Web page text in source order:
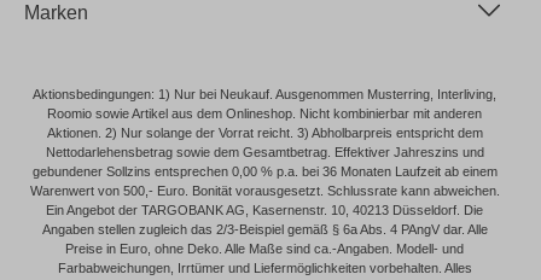
Marken
Aktionsbedingungen: 1) Nur bei Neukauf. Ausgenommen Musterring, Interliving,
Roomio sowie Artikel aus dem Onlineshop. Nicht kombinierbar mit anderen
Aktionen. 2) Nur solange der Vorrat reicht. 3) Abholbarpreis entspricht dem
Nettodarlehensbetrag sowie dem Gesamtbetrag. Effektiver Jahreszins und
gebundener Sollzins entsprechen 0,00 % p.a. bei 36 Monaten Laufzeit ab einem
Warenwert von 500,- Euro. Bonität vorausgesetzt. Schlussrate kann abweichen.
Ein Angebot der TARGOBANK AG, Kasernenstr. 10, 40213 Düsseldorf. Die
Angaben stellen zugleich das 2/3-Beispiel gemäß § 6a Abs. 4 PAngV dar. Alle
Preise in Euro, ohne Deko. Alle Maße sind ca.-Angaben. Modell- und
Farbabweichungen, Irrtümer und Liefermöglichkeiten vorbehalten. Alles